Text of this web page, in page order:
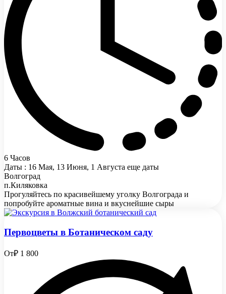
6 Часов
Даты : 16 Мая, 13 Июня, 1 Августа еще даты
Волгоград
п.Киляковка
Прогуляйтесь по красивейшему уголку Волгограда и
попробуйте ароматные вина и вкуснейшие сыры
Первоцветы в Ботаническом саду
От₽ 1 800